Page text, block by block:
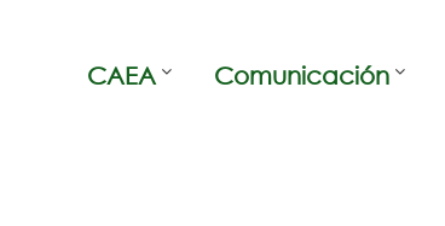
CAEA Comunicación